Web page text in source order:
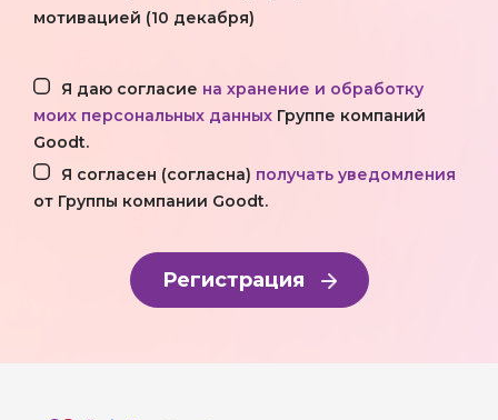
мотивацией (10 декабря)
Я даю согласие на хранение и обработку
моих персональных данных Группе компаний
Goodt.
Я согласен (согласна) получать уведомления
от Группы компании Goodt.
Регистрация